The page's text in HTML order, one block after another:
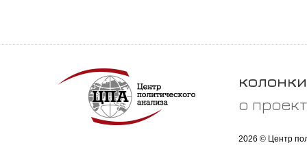
колонки
о
2026 © Центр